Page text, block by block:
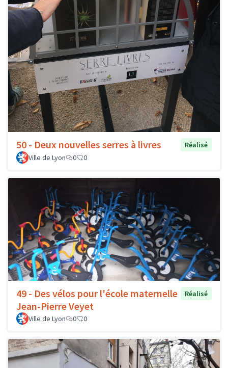
50 - Deux nouvelles serres à livres
Réalisé
Ville de Lyon
0 0
49 - Des vélos pour l'école maternelle
Jean-Pierre Veyet
Réalisé
Ville de Lyon 0 0